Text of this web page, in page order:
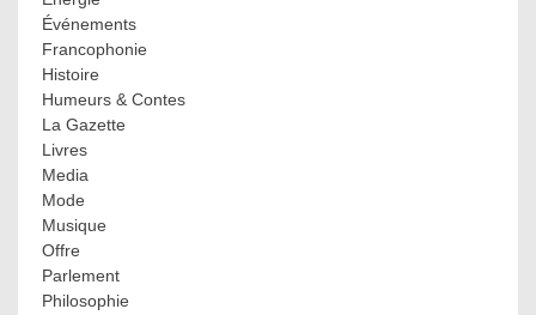
Événements
Francophonie
Histoire
Humeurs & Contes
La Gazette
Livres
Media
Mode
Musique
Offre
Parlement
Philosophie